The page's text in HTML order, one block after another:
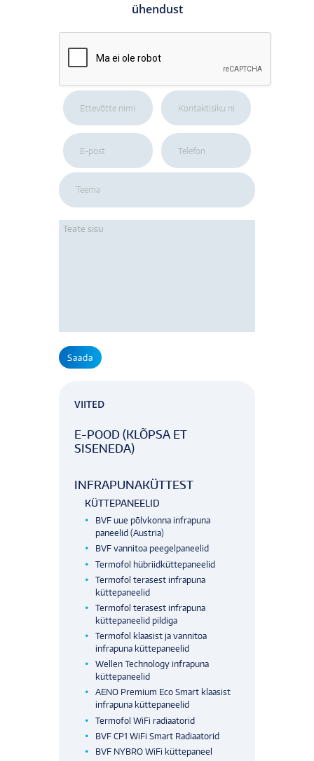
ühendust
VIITED
E-POOD (KLÕPSA ET
SISENEDA)
INFRAPUNAKÜTTEST
KÜTTEPANEELID
BVF uue põlvkonna infrapuna
paneelid (Austria)
BVF vannitoa peegelpaneelid
Termofol hübriidküttepaneelid
Termofol terasest infrapuna
küttepaneelid
Termofol terasest infrapuna
küttepaneelid pildiga
Termofol klaasist ja vannitoa
infrapuna küttepaneelid
Wellen Technology infrapuna
küttepaneelid
AENO Premium Eco Smart klaasist
infrapuna küttepaneelid
Termofol WiFi radiaatorid
BVF CP1 WiFi Smart Radiaatorid
BVF NYBRO WiFi küttepaneel